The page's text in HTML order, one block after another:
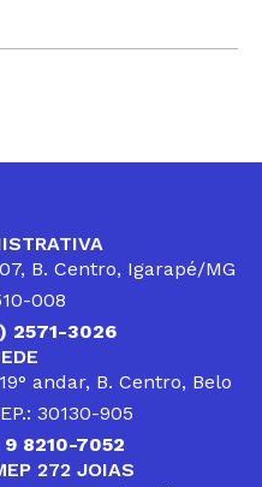
B. Centro, Igarapé/MG
008
2571-3026
andar, B. Centro, Belo
30130-905
9 8210-7052
272 JOIAS